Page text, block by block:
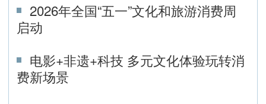
2026年全国“五一”文化和旅游消费周
启动
电影+非遗+科技 多元文化体验玩转消
费新场景